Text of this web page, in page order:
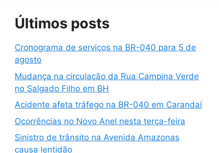
Últimos posts
Cronograma de serviços na BR-040 para 5 de
agosto
Mudança na circulação da Rua Campina Verde
no Salgado Filho em BH
Acidente afeta tráfego na BR-040 em Carandaí
Ocorrências no Novo Anel nesta terça-feira
Sinistro de trânsito na Avenida Amazonas
causa lentidão